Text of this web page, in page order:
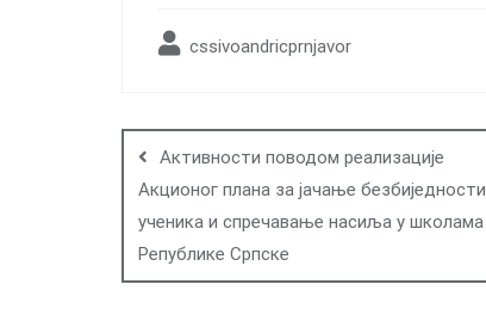
cssivoandricprnjavor
navigation
Активности поводом реализације
Акционог плана за јачање безбиједности
ученика и спречавање насиља у школама
Републике Српске